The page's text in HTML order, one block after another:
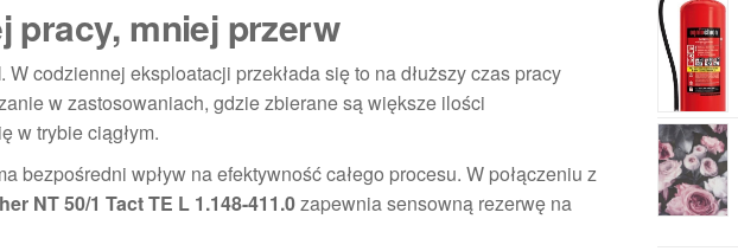
pracy, mniej przerw
. W codziennej eksploatacji przekłada się to na dłuższy czas pracy
w zastosowaniach, gdzie zbierane są większe ilości
w trybie ciągłym.
wpływ na efektywność całego procesu. W połączeniu z
NT 50/1 Tact TE L 1.148-411.0zapewnia sensowną rezerwę na